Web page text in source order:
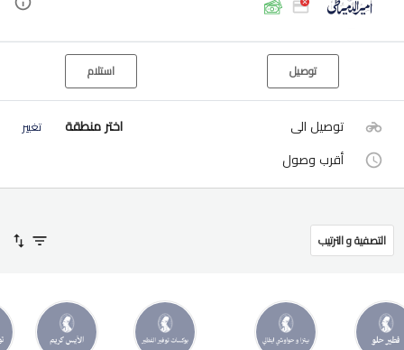
توصيل استلام
توصيل الى اختر منطقة تغيير
أقرب وصول
التصفية و الترتيب